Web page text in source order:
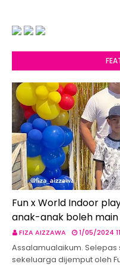
Fun x World Indoor
anak-anak boleh
FIZA AIZZAWA 1/05/2024
Assalamualaikum.
sekeluarga dijemput oleh